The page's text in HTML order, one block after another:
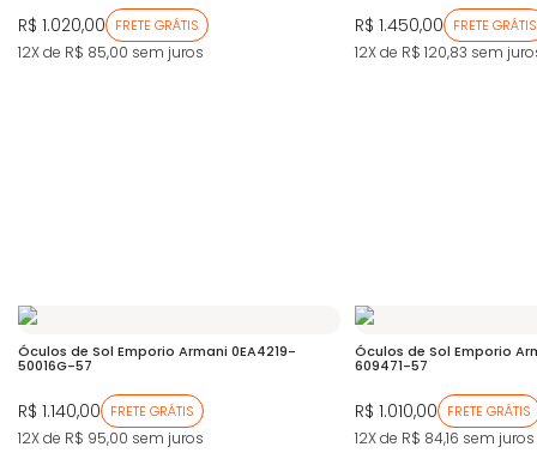
R$ 1.020,00 FRETE GRÁTIS
12X de R$ 85,00 sem juros
R$ 1.450,00 FRETE GRÁTIS
12X de R$ 120,83 sem
Óculos de Sol Emporio Armani 0EA4219-
50016G-57
R$ 1.140,00 FRETE GRÁTIS
12X de R$ 95,00 sem juros
Óculos de Sol Emporio
609471-57
R$ 1.010,00 FRETE GRÁTIS
12X de R$ 84,16 sem juros